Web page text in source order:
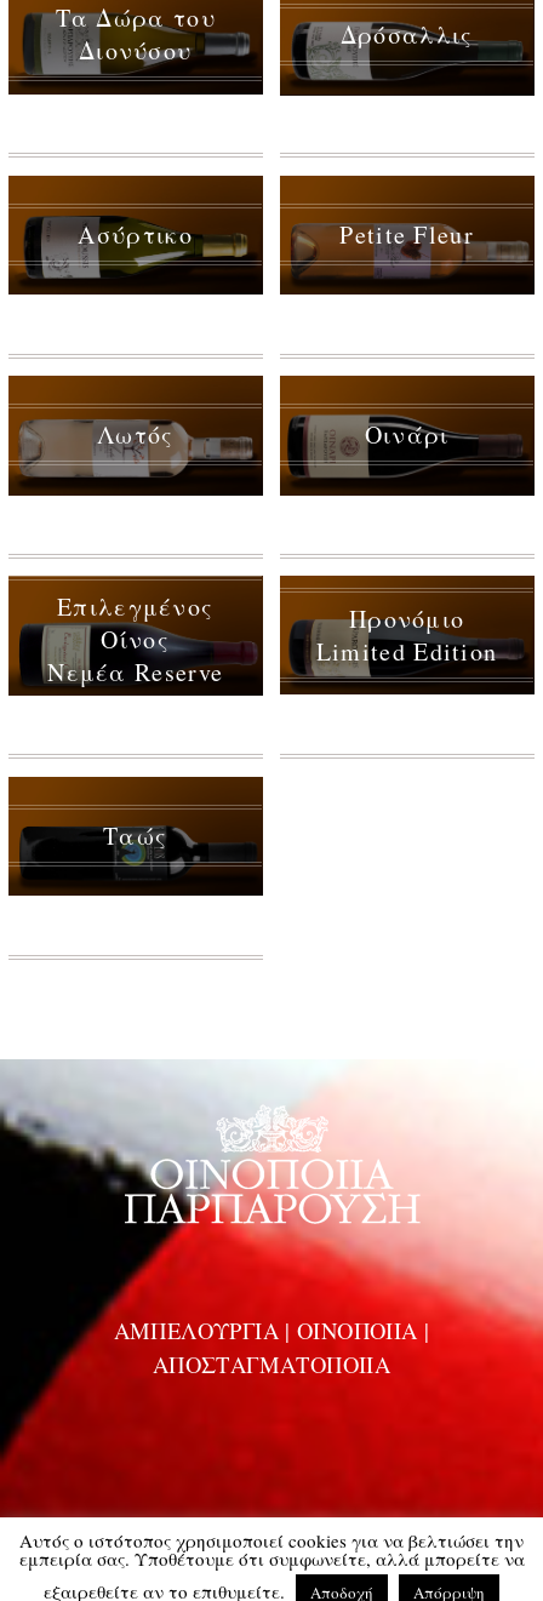
Τα Δώρα του
Διονύσου
Δρόσαλλις
Ασύρτικο Petite Fleur
Λωτός Οινάρι
Επιλεγμένος
Οίνος
Nεμέα Reserve
Προνόμιο
Limited Edition
Ταώς
ΑΜΠΕΛΟΥΡΓΙΑ | ΟΙΝΟΠΟΙΙΑ |
ΑΠΟΣΤΑΓΜΑΤΟΠΟΙΙΑ
Copyright 2014. Parparoussis Winery Official Web Site. Powered by
Αυτός ο ιστότοπος χρησιμοποιεί cookies για να βελτιώσει την
εμπειρία σας. Υποθέτουμε ότι συμφωνείτε, αλλά μπορείτε να
εξαιρεθείτε αν το επιθυμείτε.
Αποδοχή Απόρριψη